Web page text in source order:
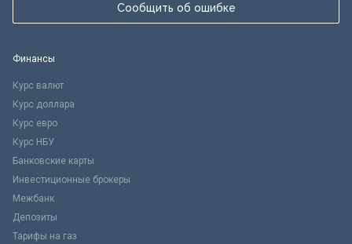
Сообщить об ошибке
Финансы
Курс валют
Курс доллара
Курс евро
Курс НБУ
Банковские карты
Инвестиционные брокеры
Межбанк
Депозиты
Тарифы на газ